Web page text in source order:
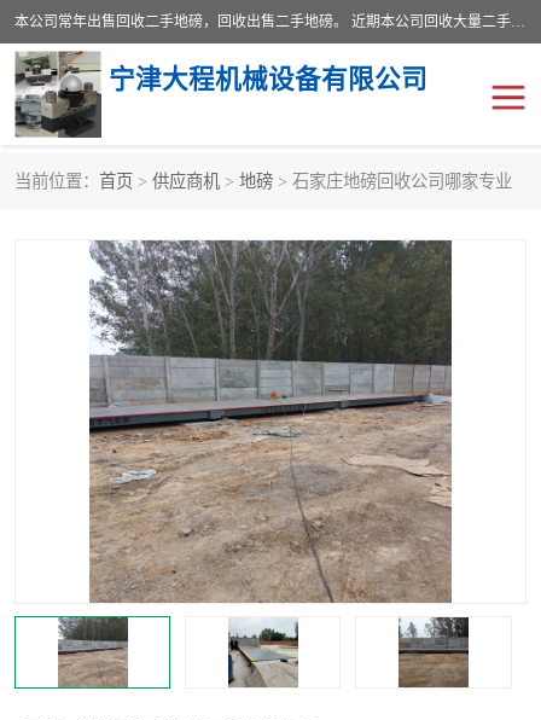
本公司常年出售回收二手地磅，回收出售二手地磅。 近期本公司回收大量二手地磅，型号齐全，宽度从2米到3.5米，长度5米到25米，承重吨位从10到200吨，成色7—9成新。 ? 使用年限6个月至2年，产品来源于个人闲置品，工矿企业停用品，因小换大而来。 精准度和新的一样， 二手地磅是内行人的选择，打个电话就省钱朋友您好等什么
宁津大程机械设备有限公司
当前位置： 首页 > 供应商机 > 地磅 > 石家庄地磅回收公司哪家专业
地磅传感器 废纸打包机
烘干机 食品烘干机
装载机电子秤 输送机
半自动输送机 全自动输送机
冷却塔 食品螺旋塔
撕碎机 木材撕碎机
塑料撕碎机 金属撕碎机